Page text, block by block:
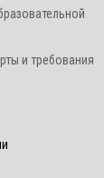
и требования